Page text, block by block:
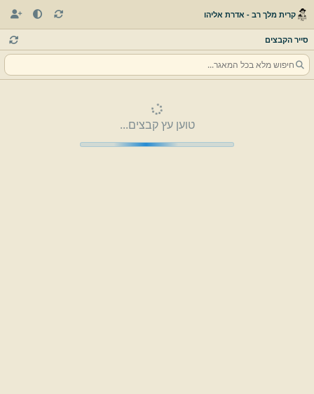
קרית מלך רב - אדרת אליהו
סייר הקבצים
טוען עץ קבצים...